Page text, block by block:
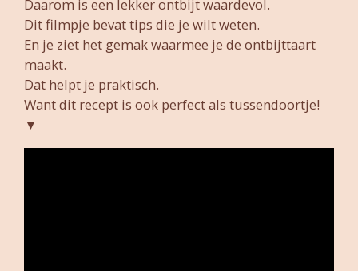
Daarom is een lekker ontbijt waardevol.
Dit filmpje bevat tips die je wilt weten.
En je ziet het gemak waarmee je de ontbijttaart
maakt.
Dat helpt je praktisch.
Want dit recept is ook perfect als tussendoortje!
▼